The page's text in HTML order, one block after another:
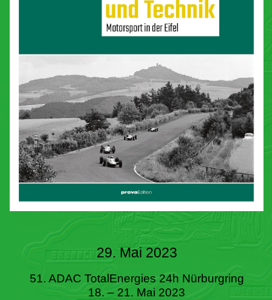
29. Mai 2023
51. ADAC TotalEnergies 24h Nürburgring
18. – 21. Mai 2023